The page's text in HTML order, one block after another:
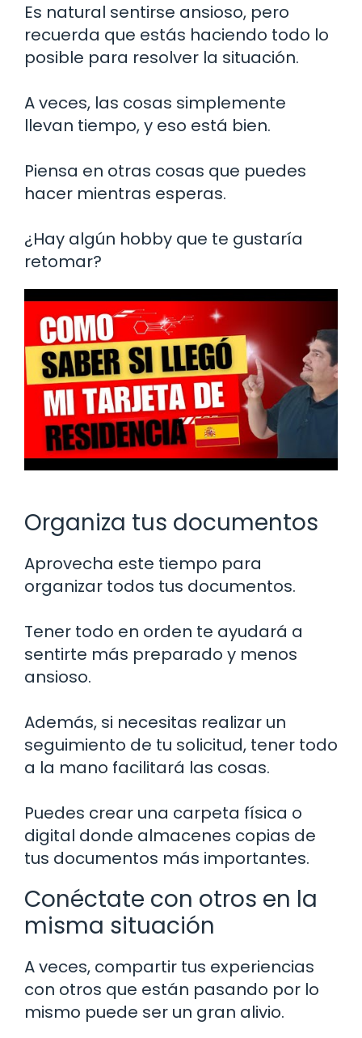
Es natural sentirse ansioso, pero
recuerda que estás haciendo todo lo
posible para resolver la situación.
A veces, las cosas simplemente
llevan tiempo, y eso está bien.
Piensa en otras cosas que puedes
hacer mientras esperas.
¿Hay algún hobby que te gustaría
retomar?
Organiza tus documentos
Aprovecha este tiempo para
organizar todos tus documentos.
Tener todo en orden te ayudará a
sentirte más preparado y menos
ansioso.
Además, si necesitas realizar un
seguimiento de tu solicitud, tener todo
a la mano facilitará las cosas.
Puedes crear una carpeta física o
digital donde almacenes copias de
tus documentos más importantes.
Conéctate con otros en la
misma situación
A veces, compartir tus experiencias
con otros que están pasando por lo
mismo puede ser un gran alivio.